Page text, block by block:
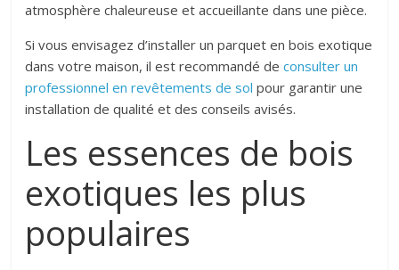
atmosphère chaleureuse et accueillante dans une pièce.
Si vous envisagez d’installer un parquet en bois exotique
dans votre maison, il est recommandé deconsulter un
professionnel en revêtements de sol pour garantir une
installation de qualité et des conseils avisés.
Les essences de bois
exotiques les plus
populaires